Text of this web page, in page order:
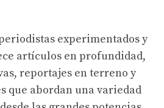
experimentados y
artículos en profundidad,
reportajes en terreno y
que abordan una variedad